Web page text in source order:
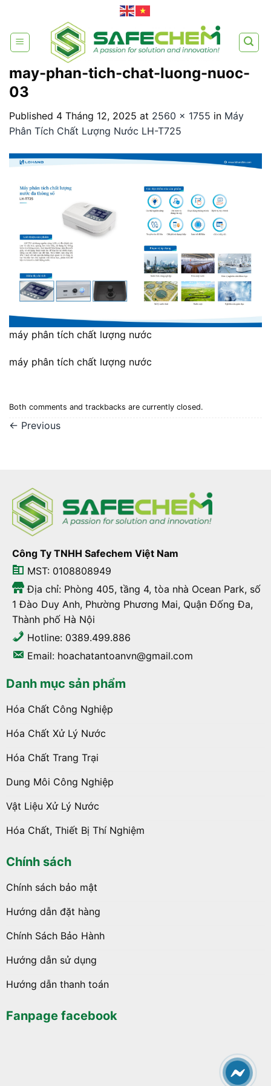
content
may-phan-tich-chat-luong-nuoc-
03
Published 4 Tháng 12, 2025 at 2560 × 1755 in Máy
Phân Tích Chất Lượng Nước LH-T725
máy phân tích chất lượng nước
máy phân tích chất lượng nước
Both comments and trackbacks are currently closed.
← Previous
Công Ty TNHH Safechem Việt Nam
MST: 0108808949
Địa chỉ: Phòng 405, tầng 4, tòa nhà Ocean Park, số
1 Đào Duy Anh, Phường Phương Mai, Quận Đống Đa,
Thành phố Hà Nội
Hotline: 0389.499.886
Email: hoachatantoanvn@gmail.com
Danh mục sản phẩm
Hóa Chất Công Nghiệp
Hóa Chất Xử Lý Nước
Hóa Chất Trang Trại
Dung Môi Công Nghiệp
Vật Liệu Xử Lý Nước
Hóa Chất, Thiết Bị Thí Nghiệm
Chính sách
Chính sách bảo mật
Hướng dẫn đặt hàng
Chính Sách Bảo Hành
Hướng dẫn sử dụng
Hướng dẫn thanh toán
Fanpage facebook